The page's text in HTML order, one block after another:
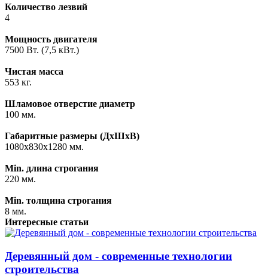
Количество лезвий
4
Мощность двигателя
7500 Вт. (7,5 кВт.)
Чистая масса
553 кг.
Шламовое отверстие диаметр
100 мм.
Габаритные размеры (ДхШхВ)
1080х830х1280 мм.
Min. длина строгания
220 мм.
Min. толщина строгания
8 мм.
Интересные статьи
Деревянный дом - современные технологии
строительства